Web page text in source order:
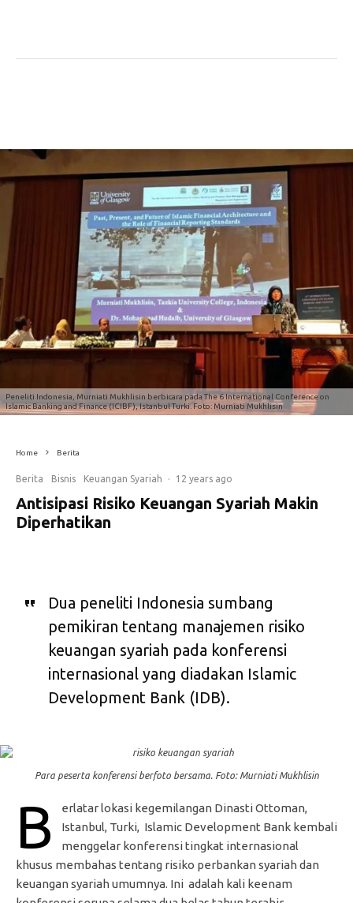
Peneliti Indonesia, Murniati Mukhlisin berbicara pada The 6 International Conference on
Islamic Banking and Finance (ICIBF), Istanbul Turki. Foto: Murniati Mukhlisin
Home Berita
Berita Bisnis Keuangan Syariah · 12 years ago
Antisipasi Risiko Keuangan Syariah Makin
Diperhatikan
Dua peneliti Indonesia sumbang
pemikiran tentang manajemen risiko
keuangan syariah pada konferensi
internasional yang diadakan Islamic
Development Bank (IDB).
Para peserta konferensi berfoto bersama. Foto: Murniati Mukhlisin
B
erlatar lokasi kegemilangan Dinasti Ottoman,
Istanbul, Turki, Islamic Development Bank kembali
menggelar konferensi tingkat internasional
khusus membahas tentang risiko perbankan syariah dan
keuangan syariah umumnya. Ini adalah kali keenam